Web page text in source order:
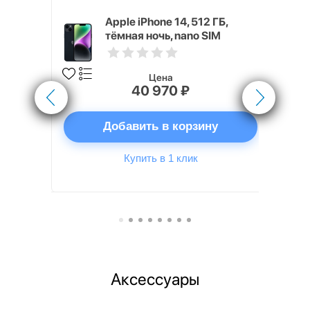
Apple iPhone 14, 512 ГБ,
тёмная ночь, nano SIM
Цена
40 970 ₽
Добавить в корзину
Купить в 1 клик
Аксессуары